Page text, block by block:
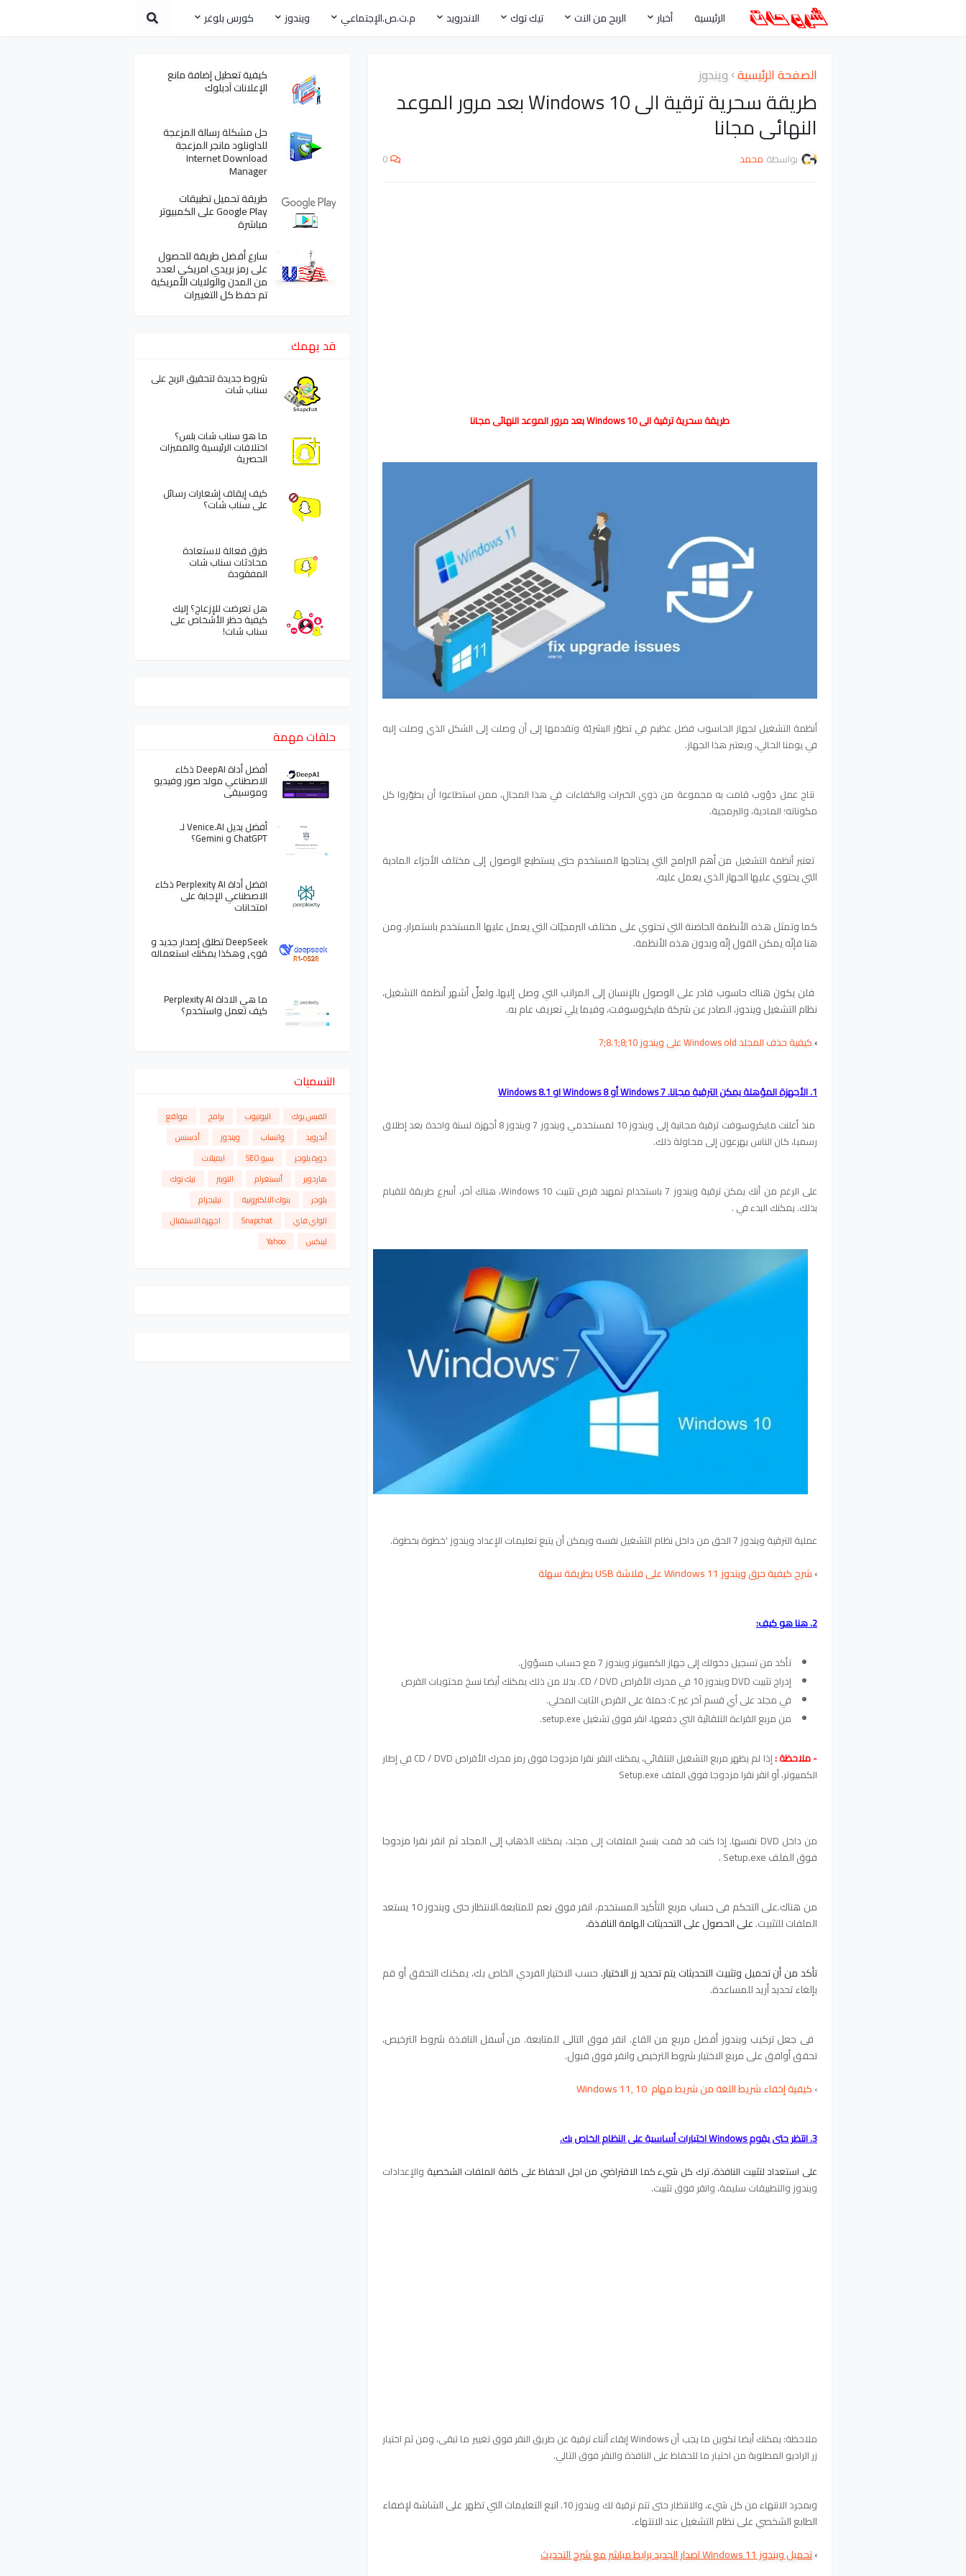
الرئيسية أخبار الربح من النت تيك توك الاندرويد م.ت.ص.الإجتماعي ويندوز كورس بلوغر
الصفحة الرئيسية ويندوز
طريقة سحرية ترقية الى Windows 10 بعد مرور الموعد
النهائى مجانا
بواسطة محمد 0
طريقة سحرية ترقية الى Windows 10 بعد مرور الموعد النهائى مجانا
أنظمة التشغيل لجهاز الحاسوب فضل عظيم في تطوّر البشريّة وتقدمها إلى أن وصلت إلى الشكل الذي وصلت إليه
في يومنا الحالي، ويعتبر هذا الجهاز.
نتاج عمل دؤوب قامت به مجموعة من ذوي الخبرات والكفاءات في هذا المجال، ممن استطاعوا أن يطوّروا كل
مكوناته؛ المادية، والبرمجية.
تعتبر أنظمة التشغيل من أهم البرامج التي يحتاجها المستخدم حتى يستطيع الوصول إلى مختلف الأجزاء المادية
التي يحتوي عليها الجهاز الذي يعمل عليه،
كما وتمثل هذه الأنظمة الحاضنة التي تحتوي على مختلف البرمجيّات التي يعمل عليها المستخدم باستمرار، ومن
هنا فإنّه يمكن القول إنّه وبدون هذه الأنظمة.
فلن يكون هناك حاسوب قادر على الوصول بالإنسان إلى المراتب التي وصل إليها.ولعلَّ أشهر أنظمة التشغيل،
نظام التشغيل ويندوز، الصادر عن شركة مايكروسوفت، وفيما يلي تعريف عام به.
› كيفية حذف المجلد Windows old على ويندوز 10;8;8.1;7
1. الأجهزة المؤهلة يمكن الترقية مجانا. Windows 7 أو Windows 8 او
Windows 8.1
منذ أعلنت مايكروسوفت ترقية مجانية إلى ويندوز 10 لمستخدمي ويندوز 7 ويندوز 8 أجهزة لسنة واحدة بعد إطلاق
رسميا، كان الناس يهرعون إلى محاولة ذلك.
على الرغم من أنك يمكن ترقية ويندوز 7 باستخدام تمهيد قرص تثبيت Windows 10، هناك آخر، أسرع طريقة للقيام
بذلك. يمكنك البدء في .
عملية الترقية ويندوز 7 الحق من داخل نظام التشغيل نفسه ويمكن أن يتبع تعليمات الإعداد ويندوز 'خطوة بخطوة.
›شرح كيفية حرق ويندوز Windows 11 على فلاشة USB بطريقة سهلة
2. هنا هو كيف:
تأكد من تسجيل دخولك إلى جهاز الكمبيوتر ويندوز 7 مع حساب مسؤول.
إدراج تثبيت DVD ويندوز 10 في محرك الأقراص CD / DVD. بدلا من ذلك يمكنك أيضا نسخ محتويات القرص
في مجلد على أي قسم آخر غير C: حملة على القرص الثابت المحلي.
من مربع القراءة التلقائية التي دفعها، انقر فوق تشغيل setup.exe.
- ملاحظة :
إذا لم يظهر مربع التشغيل التلقائي، يمكنك النقر نقرا مزدوجا فوق رمز محرك الأقراص CD / DVD في إطار
الكمبيوتر، أو انقر نقرا مزدوجا فوق الملف Setup.exe
من داخل DVD نفسها. إذا كنت قد قمت بنسخ الملفات إلى مجلد، يمكنك
الذهاب إلى المجلد ثم انقر نقرا مزدوجا
فوق الملف Setup.exe .
من هناك.على التحكم في حساب مربع التأكيد المستخدم، انقر فوق نعم للمتابعة.الانتظار حتى ويندوز 10 يستعد
الملفات للتثبيت.على الحصول على التحديثات الهامة النافذة،
تأكد من أن تحميل وتثبيت التحديثات يتم تحديد زر الاختيار.حسب الاختيار الفردي الخاص بك، يمكنك التحقق أو قم
بإلغاء تحديد أريد للمساعدة.
في جعل تركيب ويندوز أفضل مربع من القاع. انقر فوق التالي للمتابعة. من أسفل النافذة شروط الترخيص،
تحقق أوافق على مربع الاختيار شروط الترخيص وانقر فوق قبول.
›كيفية إخفاء شريط اللغة من شريط مهام Windows 11, 10
3. انتظر حتى يقوم Windows اختبارات أساسية على النظام الخاص بك.
على استعداد لتثبيت النافذة، ترك كل شيء كما الافتراضي من اجل الحفاظ على كافة الملفات الشخصية والإعدادات
ويندوز والتطبيقات سليمة، وانقر فوق تثبيت.
ملاحظة: يمكنك أيضا تكوين ما يجب أن Windows إبقاء أثناء ترقية عن طريق النقر فوق تغيير ما تبقى، ومن ثم اختيار
زر الراديو المطلوبة من اختيار ما للحفاظ على النافذة والنقر فوق التالي.
وبمجرد الانتهاء من كل شيء، والانتظار حتى تتم ترقية لك ويندوز 10.
اتبع التعليمات التي تظهر على الشاشة لإضفاء
الطابع الشخصي على نظام التشغيل عند الانتهاء.
›تحميل ويندوز Windows 11 اصدار الجديد برابط مباشر مع شرح التحديث
كيفية تعطيل إضافة مانع
الإعلانات آدبلوك
حل مشكلة رسالة المزعجة
للداونلود مانجر المزعجة
Internet Download
Manager
طريقة تحميل تطبيقات
Google Play على الكمبيوتر
مباشرة
سارع أفضل طريقة للحصول
على رمز بريدي امريكي لعدد
من المدن والولايات الأمريكية
تم حفظ كل التغييرات
قد يهمك
شروط جديدة لتحقيق الربح على
سناب شات
ما هو سناب شات بلس؟
اختلافات الرئيسية والمميزات
الحصرية
كيف إيقاف إشعارات رسائل
على سناب شات؟
طرق فعالة لاستعادة
محادثات سناب شات
المفقودة
هل تعرضت للإزعاج؟ إليك
كيفية حظر الأشخاص على
سناب شات!
حلقات مهمة
أفضل أداة DeepAI ذكاء
الاصطناعي مولد صور وفيديو
وموسيقى
أفضل بديل Venice.AI لـ
ChatGPT و Gemini؟
افضل أداة Perplexity AI ذكاء
الاصطناعي الإجابة على
امتحانات
DeepSeek تطلق إصدار جديد و
قوي وهكذا يمكنك استعماله
ما هي الاداة Perplexity AI
كيف تعمل واستخدم؟
التسميات
الفيس بوك اليوتيوب برامج
مواقع
أندرويد
واتساب ويندوز
أدسنس
دورة بلوجر
سيو SEO
ايميلات
هاردوير
أنستغرام التويتر
تيك توك
بلوجر
بنوك الالكترونية
تيليجرام
الواي فاي
Snapchat
اجهزة الاستقبال
لينكس
Yahoo